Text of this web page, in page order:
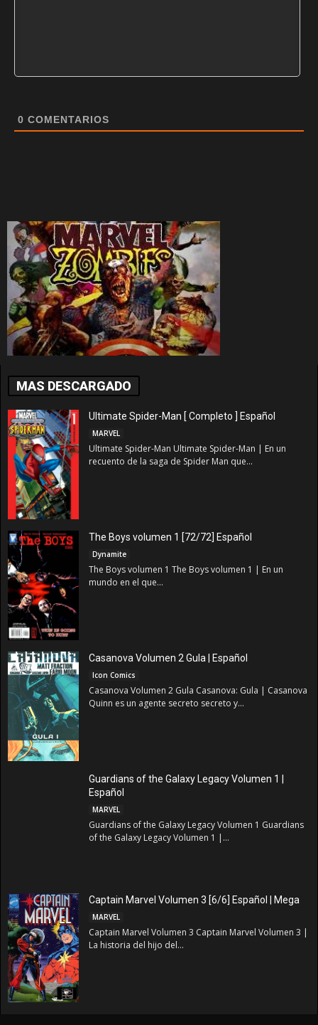
0 COMENTARIOS
MAS DESCARGADO
Ultimate Spider-Man [ Completo ] Español
MARVEL
Ultimate Spider-Man Ultimate Spider-Man | En un
recuento de la saga de Spider Man que...
The Boys volumen 1 [72/72] Español
Dynamite
The Boys volumen 1 The Boys volumen 1 | En un
mundo en el que...
Casanova Volumen 2 Gula | Español
Icon Comics
Casanova Volumen 2 Gula Casanova: Gula | Casanova
Quinn es un agente secreto secreto y...
Guardians of the Galaxy Legacy Volumen 1 |
Español
MARVEL
Guardians of the Galaxy Legacy Volumen 1 Guardians
of the Galaxy Legacy Volumen 1 |...
Captain Marvel Volumen 3 [6/6] Español | Mega
MARVEL
Captain Marvel Volumen 3 Captain Marvel Volumen 3 |
La historia del hijo del...